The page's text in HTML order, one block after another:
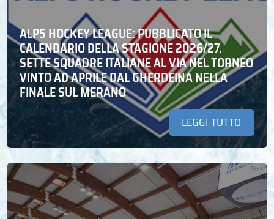
ALPS HOCKEY LEAGUE: PUBBLICATO IL
CALENDARIO DELLA STAGIONE 2026/27.
SETTE SQUADRE ITALIANE AL VIA NEL TORNEO
VINTO AD APRILE DAL GHERDEINA NELLA
FINALE SUL MERANO
LEGGI TUTTO